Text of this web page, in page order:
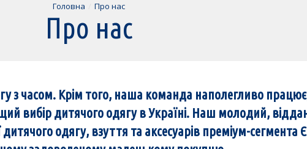
Головна Про нас
Про нас
з часом. Крім того, наша команда наполегливо
вибір дитячого одягу в Україні. Наш молодий,
одягу, взуття та аксесуарів преміум-сегмента